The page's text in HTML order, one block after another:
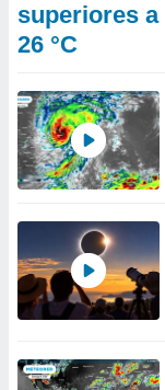
superiores
26 °C